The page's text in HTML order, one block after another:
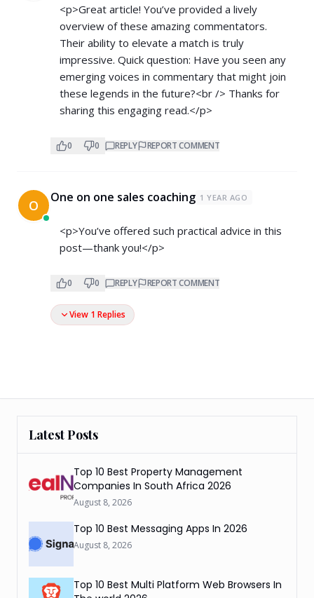
<p>Great article! You’ve provided a lively
overview of these amazing commentators.
Their ability to elevate a match is truly
impressive. Quick question: Have you seen any
emerging voices in commentary that might join
these legends in the future?<br /> Thanks for
sharing this engaging read.</p>
0 0 REPLY REPORT COMMENT
O One on one sales coaching 1 YEAR AGO
<p>You’ve offered such practical advice in this
post—thank you!</p>
0 0 REPLY REPORT COMMENT
View 1 Replies
Latest Posts
Top 10 Best Property Management
Companies In South Africa 2026
August 8, 2026
Top 10 Best Messaging Apps In 2026
August 8, 2026
Top 10 Best Multi Platform Web Browsers In